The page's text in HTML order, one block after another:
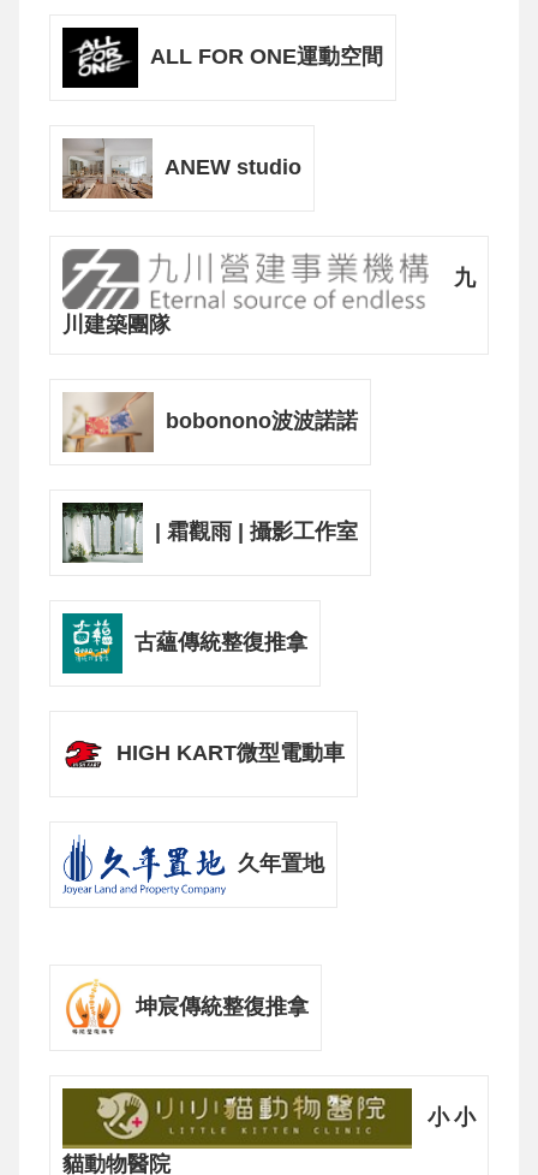
ALL FOR ONE運動空間
ANEW studio
九
川建築團隊
bobonono波波諾諾
| 霜觀雨 | 攝影工作室
古蘊傳統整復推拿
HIGH KART微型電動車
久年置地
坤宸傳統整復推拿
小小
貓動物醫院